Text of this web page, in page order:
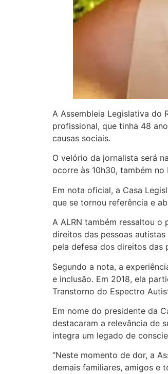
A Assembleia Legislativa do
profissional, que tinha 48
causas sociais.
O velório da jornalista será
ocorre às 10h30, também no
Em nota oficial, a Casa
que se tornou referência e
A ALRN também ressaltou
direitos das pessoas
pela defesa dos direitos das
Segundo a nota, a
e inclusão. Em 2018, ela
Transtorno do Espectro
Em nome do presidente da
destacaram a relevância de
integra um legado de
“Neste momento de dor, a
demais familiares, amigos e